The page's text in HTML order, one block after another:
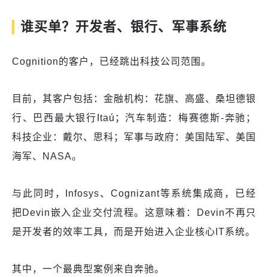
谁买单？开发者、银行、军事系统
Cognition的客户，已经跳出科技公司范围。
目前，其客户包括：金融机构：花旗、高盛、桑坦德银
行、巴西最大银行Itaú；汽车制造：梅赛德斯-奔驰；
科技企业：戴尔、思科；军事与政府：美国陆军、美国
海军、NASA。
与此同时，Infosys、Cognizant等系统集成商，已经
把Devin嵌入企业交付流程。这意味着：Devin不再只
是开发者的效率工具，而是开始进入企业核心IT系统。
其中，一个最典型案例来自奔驰。